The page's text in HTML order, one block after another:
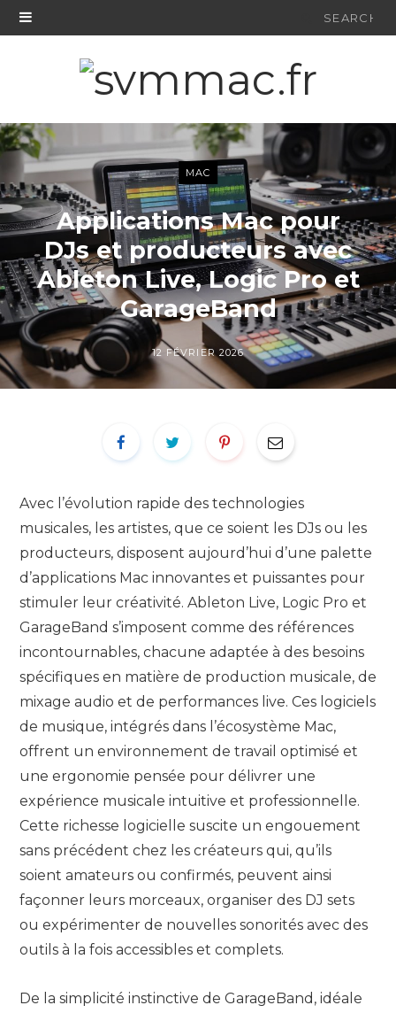
Search
MAC
Applications Mac pour
DJs et producteurs avec
Ableton Live, Logic Pro et
GarageBand
12 FÉVRIER 2026
Avec l’évolution rapide des technologies
musicales, les artistes, que ce soient les DJs ou les
producteurs, disposent aujourd’hui d’une palette
d’applications Mac innovantes et puissantes pour
stimuler leur créativité. Ableton Live, Logic Pro et
GarageBand s’imposent comme des références
incontournables, chacune adaptée à des besoins
spécifiques en matière de production musicale, de
mixage audio et de performances live. Ces logiciels
de musique, intégrés dans l’écosystème Mac,
offrent un environnement de travail optimisé et
une ergonomie pensée pour délivrer une
expérience musicale intuitive et professionnelle.
Cette richesse logicielle suscite un engouement
sans précédent chez les créateurs qui, qu’ils
soient amateurs ou confirmés, peuvent ainsi
façonner leurs morceaux, organiser des DJ sets
ou expérimenter de nouvelles sonorités avec des
outils à la fois accessibles et complets.
De la simplicité instinctive de GarageBand, idéale